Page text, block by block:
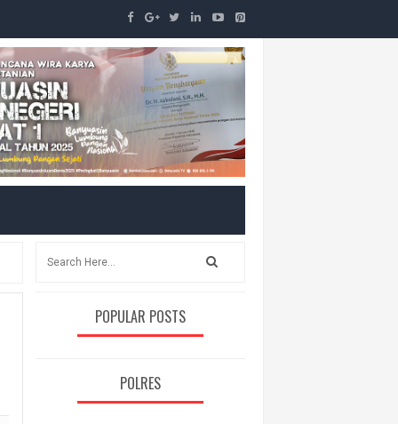
POPULAR POSTS
POLRES